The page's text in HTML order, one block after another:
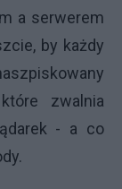
a serwerem
by każdy
zwalnia
- a co